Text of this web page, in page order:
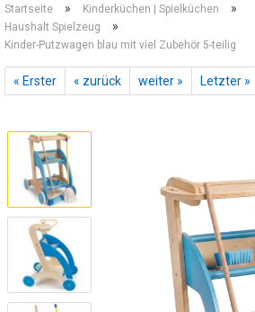
Startseite » Kinderküchen | Spielküchen »
Haushalt Spielzeug »
Kinder-Putzwagen blau mit viel Zubehör 5-teilig
« Erster « zurück weiter » Letzter »